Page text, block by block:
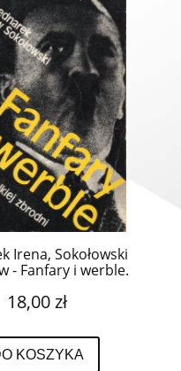
Irena, Sokołowski
- Fanfary i werble.
Szewczyk.
18,00 zł
KOSZYKA